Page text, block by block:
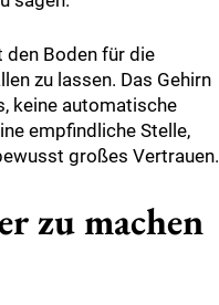
den Boden für die
zu lassen. Das Gehirn
keine automatische
empfindliche Stelle,
großes Vertrauen.
zu machen